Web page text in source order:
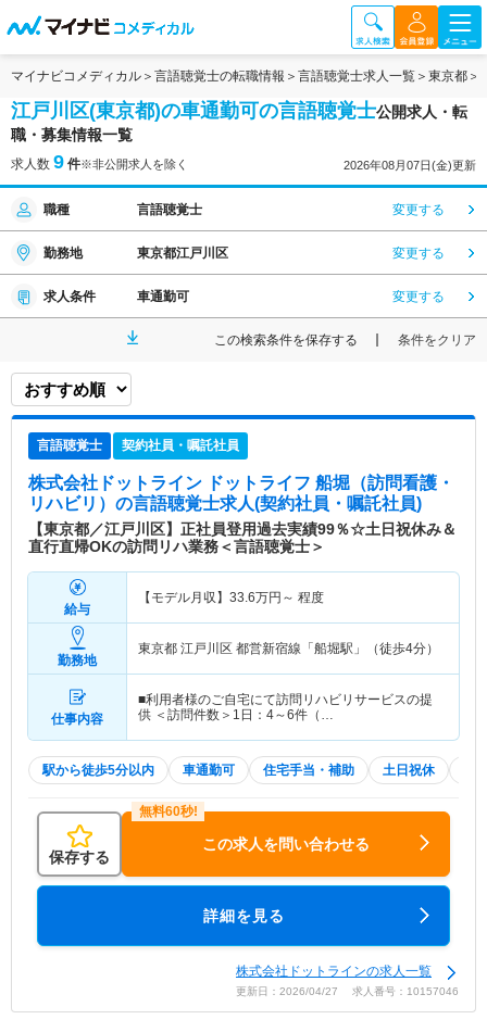
マイナビコメディカル 言語聴覚士の転職情報 言語聴覚士求人一覧 東京都
江戸川区(東京都)の車通勤可の言語聴覚士公開求人・転
職・募集情報一覧
求人数 9 件※非公開求人を除く 2026年08月07日(金)更新
職種 言語聴覚士 変更する
勤務地 東京都江戸川区 変更する
求人条件 車通勤可 変更する
この検索条件を保存する 条件をクリア
言語聴覚士 契約社員・嘱託社員
株式会社ドットライン ドットライフ 船堀（訪問看護・
リハビリ） の言語聴覚士求人(契約社員・嘱託社員)
【東京都／江戸川区】正社員登用過去実績99％☆土日祝休み＆
直行直帰OKの訪問リハ業務＜言語聴覚士＞
給与
【モデル月収】 33.6万円～ 程度
勤務地
東京都 江戸川区 都営新宿線「船堀駅」（徒歩4分）
仕事内容
■利用者様のご自宅にて訪問リハビリサービスの提
供 ＜訪問件数＞1日：4～6件（…
駅から徒歩5分以内 車通勤可 住宅手当・補助 土日祝休
保存する
この求人を問い合わせる
詳細を見る
株式会社ドットラインの求人一覧
更新日：2026/04/27 求人番号：10157046